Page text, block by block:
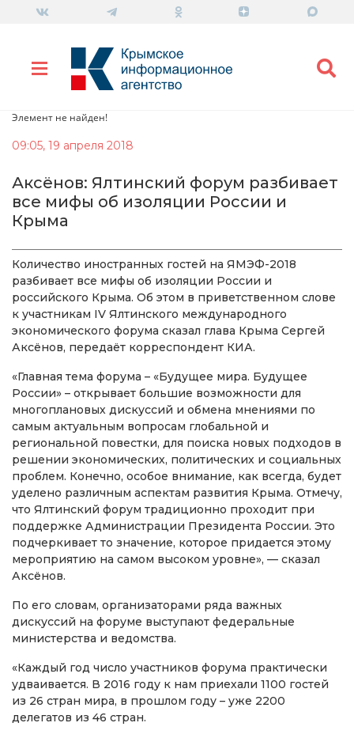
Элемент не найден!
09:05, 19 апреля 2018
Аксёнов: Ялтинский форум разбивает
все мифы об изоляции России и
Крыма
Количество иностранных гостей на ЯМЭФ-2018
разбивает все мифы об изоляции России и
российского Крыма. Об этом в приветственном слове
к участникам IV Ялтинского международного
экономического форума сказал глава Крыма Сергей
Аксёнов, передаёт корреспондент КИА.
«Главная тема форума – «Будущее мира. Будущее
России» – открывает большие возможности для
многоплановых дискуссий и обмена мнениями по
самым актуальным вопросам глобальной и
региональной повестки, для поиска новых подходов в
решении экономических, политических и социальных
проблем. Конечно, особое внимание, как всегда, будет
уделено различным аспектам развития Крыма. Отмечу,
что Ялтинский форум традиционно проходит при
поддержке Администрации Президента России. Это
подчеркивает то значение, которое придается этому
мероприятию на самом высоком уровне», — сказал
Аксёнов.
По его словам, организаторами ряда важных
дискуссий на форуме выступают федеральные
министерства и ведомства.
«Каждый год число участников форума практически
удваивается. В 2016 году к нам приехали 1100 гостей
из 26 стран мира, в прошлом году – уже 2200
делегатов из 46 стран.